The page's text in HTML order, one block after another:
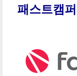
패스트캠